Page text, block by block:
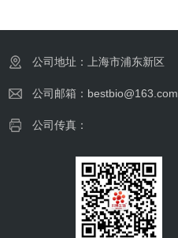
公司地址：上海市浦东新区
公司邮箱：bestbio@163.com
公司传真：